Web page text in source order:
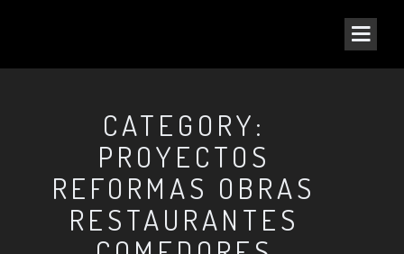
CATEGORY:
PROYECTOS
REFORMAS OBRAS
RESTAURANTES